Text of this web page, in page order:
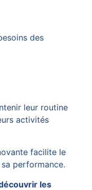
des
leur routine
activités
facilite le
performance.
les